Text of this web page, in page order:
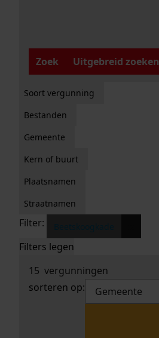
Zoek
Uitgebreid zoeken
Soort vergunning
Bestanden
Gemeente
Kern of buurt
Plaatsnamen
Straatnamen
Filter:
Filters legen
15 vergunningen
sorteren op: